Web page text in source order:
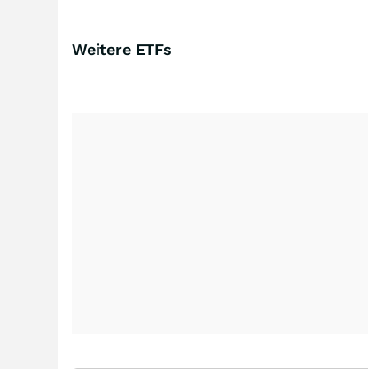
Weitere ETFs